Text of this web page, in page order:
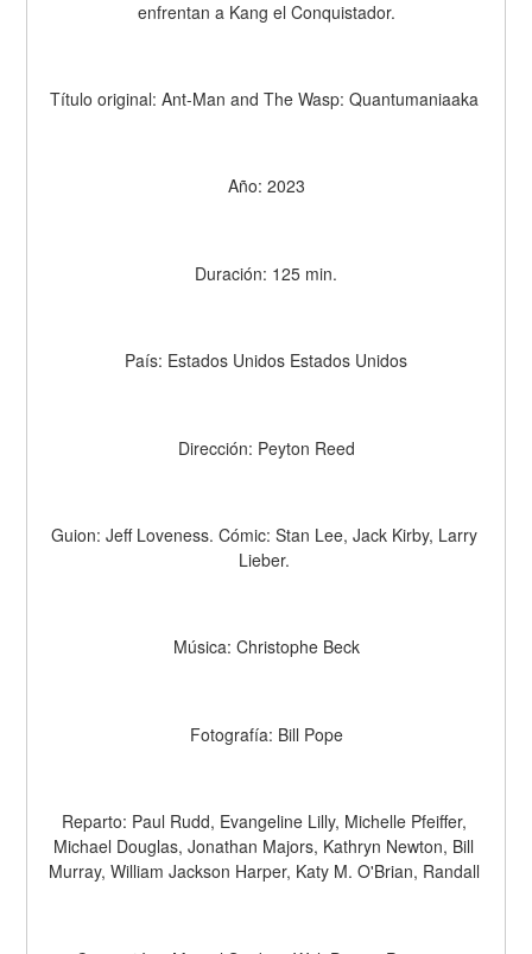
enfrentan a Kang el Conquistador.
Título original: Ant-Man and The Wasp: Quantumaniaaka
Año: 2023
Duración: 125 min.
País: Estados Unidos Estados Unidos
Dirección: Peyton Reed
Guion: Jeff Loveness. Cómic: Stan Lee, Jack Kirby, Larry
Lieber.
Música: Christophe Beck
Fotografía: Bill Pope
Reparto: Paul Rudd, Evangeline Lilly, Michelle Pfeiffer,
Michael Douglas, Jonathan Majors, Kathryn Newton, Bill
Murray, William Jackson Harper, Katy M. O'Brian, Randall